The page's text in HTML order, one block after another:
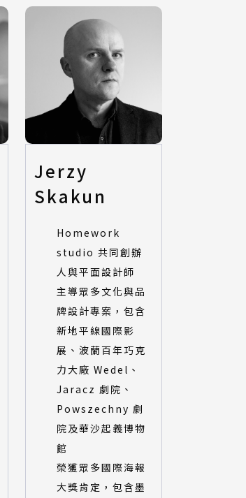
Jerzy
Skakun
Homework
studio 共同創辦
人與平面設計師
主導眾多文化與品
牌設計專案，包含
新地平線國際影
展、波蘭百年巧克
力大廠 Wedel、
Jaracz 劇院、
Powszechny 劇
院及華沙起義博物
館
榮獲眾多國際海報
大獎肯定，包含墨